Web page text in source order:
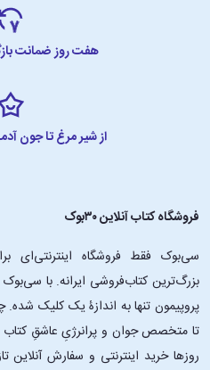
هفت روز ضمانت
از شیر مرغ تا جون
فروشگاه کتاب آنلاین ۳۰بوک
سی‌بوک فقط فروشگاه
بزرگ‌ترین کتاب‌فروشی ایرانه. با
تا متخصص جوان و پرانرژیِ عاشقِ
روزها خرید اینترنتی و سفارش آنلاین